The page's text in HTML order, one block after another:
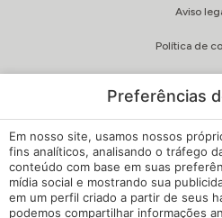
Aviso
Política de
Canal de
Regulamento
Preferências
Em nosso site, usamos nossos
fins analíticos, analisando o tráfego
conteúdo com base em suas
mídia social e mostrando sua
em um perfil criado a partir de seus
podemos compartilhar informações